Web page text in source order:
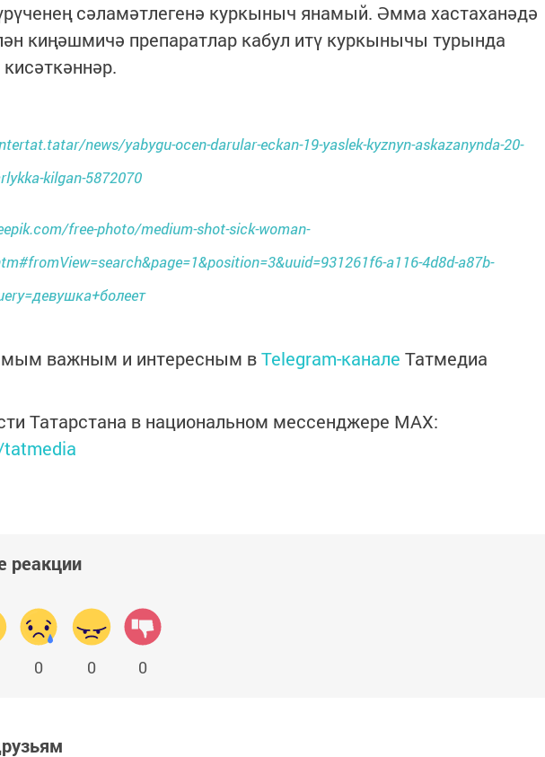
сәламәтлегенә куркыныч янамый. Әмма хастаханәдә
киңәшмичә препаратлар кабул итү куркынычы турында
news/yabygu-ocen-darular-eckan-19-yaslek-kyznyn-askazanynda-20-
kilgan-5872070
free-photo/medium-shot-sick-woman-
a116-4d8d-a87b-
важным и интересным вTelegram-канале Татмедиа
Татарстана в национальном мессенджере MАХ:
реакции
0 0 0